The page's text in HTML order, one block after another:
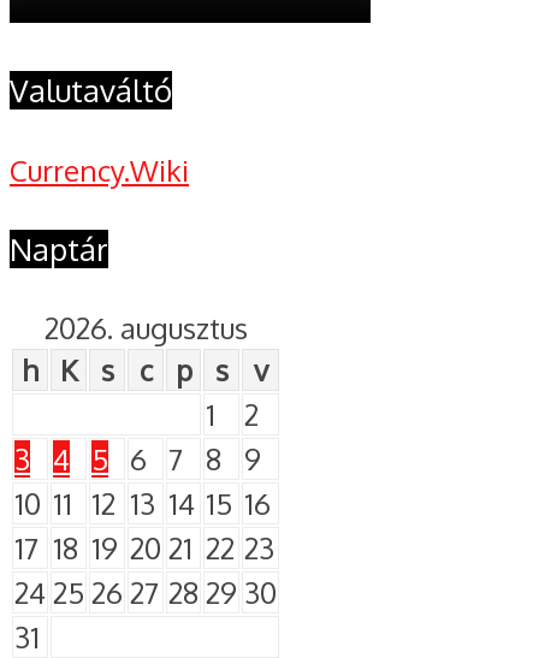
Valutaváltó
Currency.Wiki
Naptár
2026. augusztus
h
K s c p s
v
1
2
3
4 5 6 7 8
9
10 11 12 13 14 15 16
17 18 19 20 21 22 23
2425 26 27 28 29 30
31